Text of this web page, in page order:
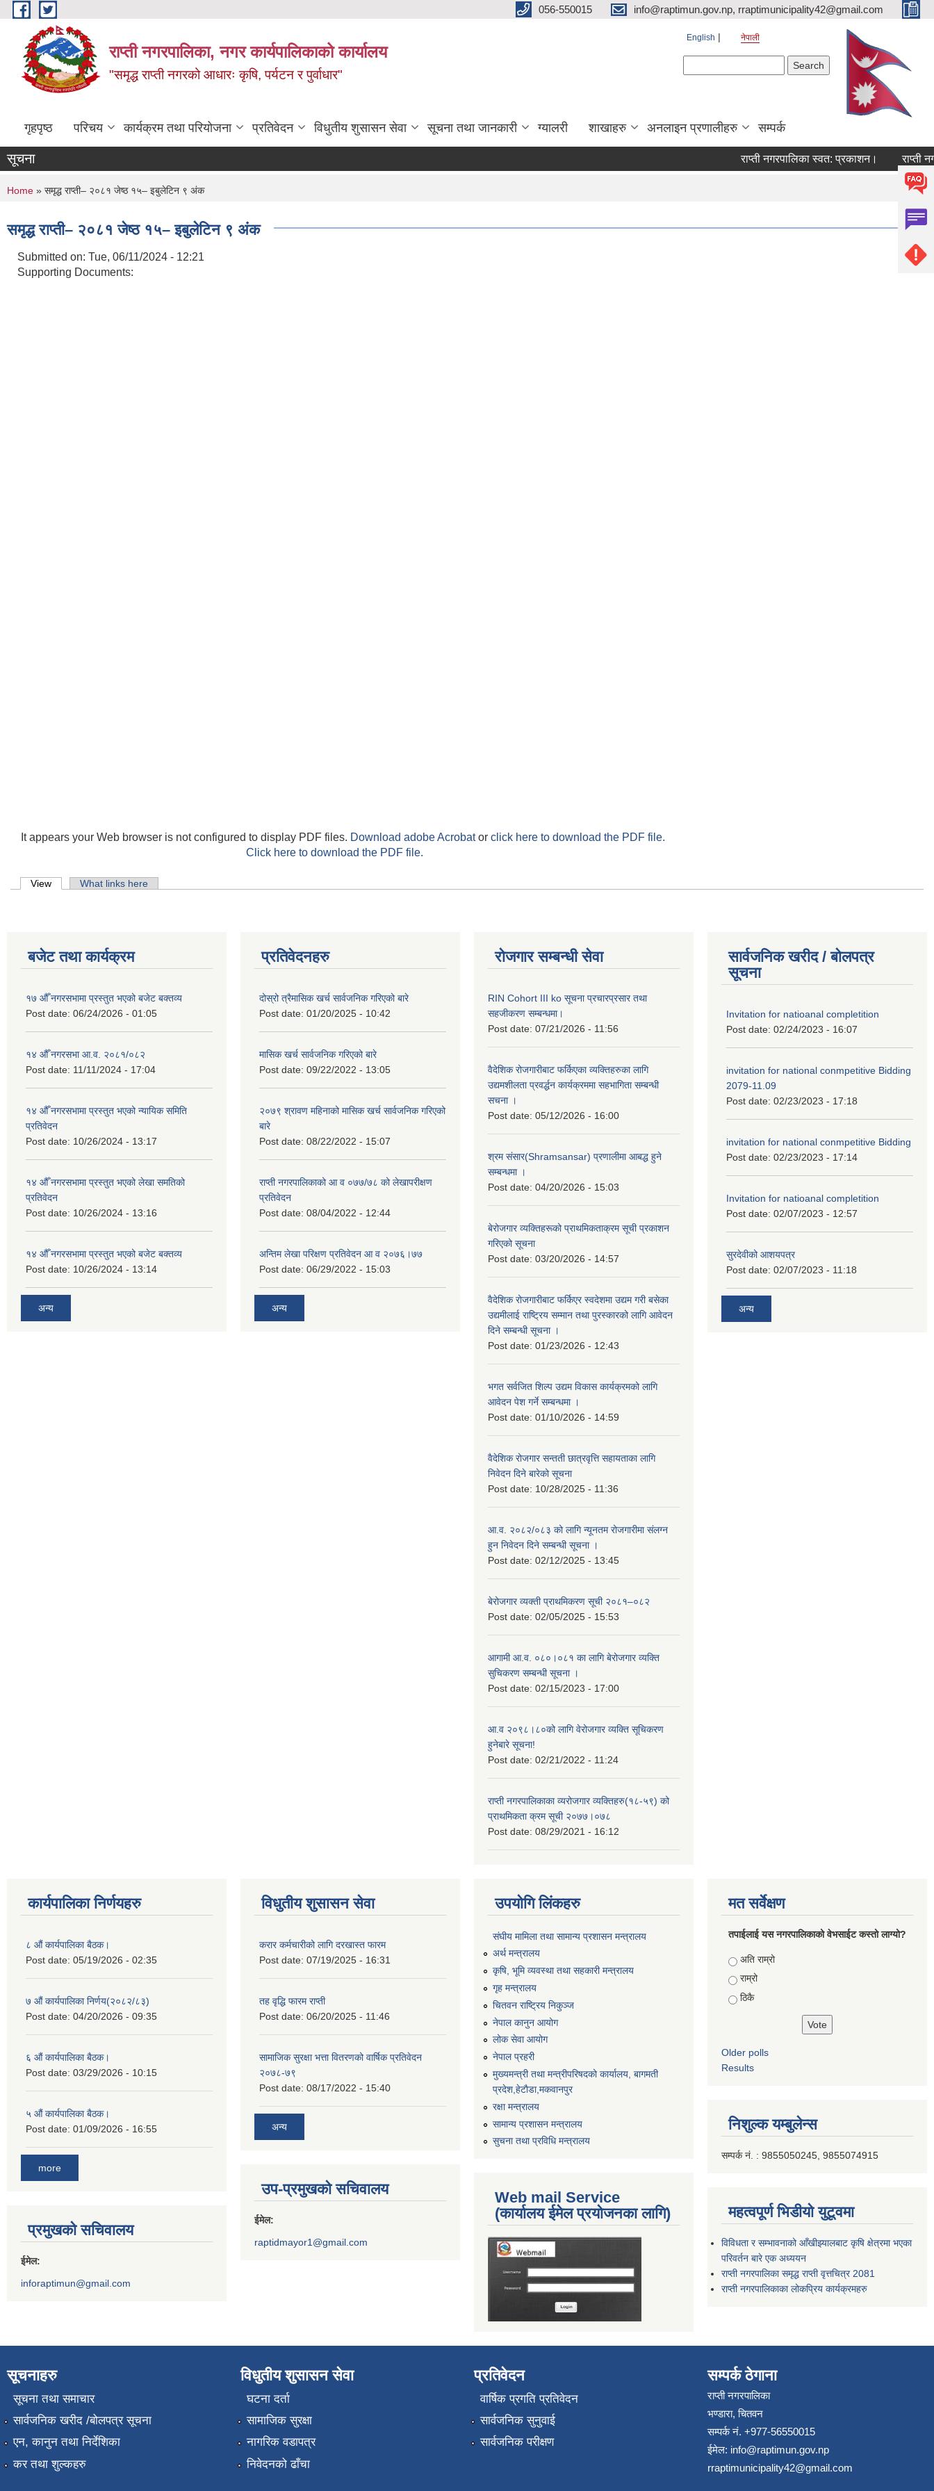
Skip to main content 056-550015 info@raptimun.gov.np, rraptimunicipality42@gmail.com
राप्ती नगरपालिका, नगर कार्यपालिकाको कार्यालय
"समृद्ध राप्ती नगरको आधारः कृषि, पर्यटन र पुर्वाधार"
English नेपाली
गृहपृष्ठ परिचय कार्यक्रम तथा परियोजना प्रतिवेदन विधुतीय शुसासन सेवा सूचना तथा जानकारी ग्यालरी शाखाहरु अनलाइन प्रणालीहरु सम्पर्क
सूचना राप्ती नगरपालिका स्वत: प्रकाशन। राप्ती
You are here
Home » समृद्ध राप्ती– २०८१ जेष्ठ १५– इबुलेटिन ९ अंक
समृद्ध राप्ती– २०८१ जेष्ठ १५– इबुलेटिन ९ अंक
Submitted on: Tue, 06/11/2024 - 12:21
Supporting Documents:
It appears your Web browser is not configured to display PDF files. Download adobe Acrobator click here to download the PDF file.
Click here to download the PDF file.
Primary tabs
View (active tab)What links here
बजेट तथा कार्यक्रम
१७ औँ नगरसभामा प्रस्तुत भएको बजेट बक्तव्य
Post date: 06/24/2026 - 01:05
१४ औँ नगरसभा आ.व. २०८१/०८२
Post date: 11/11/2024 - 17:04
१४ औँ नगरसभामा प्रस्तुत भएको न्यायिक समिति
प्रतिवेदन
Post date: 10/26/2024 - 13:17
१४ औँ नगरसभामा प्रस्तुत भएको लेखा समतिको
प्रतिवेदन
Post date: 10/26/2024 - 13:16
१४ औँ नगरसभामा प्रस्तुत भएको बजेट बक्तव्य
Post date: 10/26/2024 - 13:14
अन्य
प्रतिवेदनहरु
दोस्रो त्रैमासिक खर्च सार्वजनिक गरिएको बारे
Post date: 01/20/2025 - 10:42
मासिक खर्च सार्वजनिक गरिएको बारे
Post date: 09/22/2022 - 13:05
२०७९ श्रावण महिनाको मासिक खर्च सार्वजनिक गरिएको
बारे
Post date: 08/22/2022 - 15:07
राप्ती नगरपालिकाको आ व ०७७/७८ को लेखापरीक्षण
प्रतिवेदन
Post date: 08/04/2022 - 12:44
अन्तिम लेखा परिक्षण प्रतिवेदन आ व २०७६।७७
Post date: 06/29/2022 - 15:03
अन्य
रोजगार सम्बन्धी सेवा
RIN Cohort III ko सूचना प्रचारप्रसार तथा
सहजीकरण सम्बन्धमा।
Post date: 07/21/2026 - 11:56
वैदेशिक रोजगारीबाट फर्किएका व्यक्तिहरुका लागि
उद्यमशीलता प्रवर्द्धन कार्यक्रममा सहभागिता सम्बन्धी
सचना ।
Post date: 05/12/2026 - 16:00
श्रम संसार(Shramsansar) प्रणालीमा आबद्ध हुने
सम्बन्धमा ।
Post date: 04/20/2026 - 15:03
बेरोजगार व्यक्तिहरूको प्राथमिकताक्रम सूची प्रकाशन
गरिएको सूचना
Post date: 03/20/2026 - 14:57
वैदेशिक रोजगारीबाट फर्किएर स्वदेशमा उद्यम गरी बसेका
उद्यमीलाई राष्ट्रिय सम्मान तथा पुरस्कारको लागि आवेदन
दिने सम्बन्धी सूचना ।
Post date: 01/23/2026 - 12:43
भगत सर्वजित शिल्प उद्यम विकास कार्यक्रमको लागि
आवेदन पेश गर्ने सम्बन्धमा ।
Post date: 01/10/2026 - 14:59
वैदेशिक रोजगार सन्तती छात्रवृत्ति सहायताका लागि
निवेदन दिने बारेको सूचना
Post date: 10/28/2025 - 11:36
आ.व. २०८२/०८३ को लागि न्यूनतम रोजगारीमा संलग्न
हुन निवेदन दिने सम्बन्धी सूचना ।
Post date: 02/12/2025 - 13:45
बेरोजगार व्यक्ती प्राथमिकरण सूची २०८१–०८२
Post date: 02/05/2025 - 15:53
आगामी आ.व. ०८०।०८१ का लागि बेरोजगार व्यक्ति
सुचिकरण सम्बन्धी सूचना ।
Post date: 02/15/2023 - 17:00
आ.व २०९८।८०को लागि वेरोजगार व्यक्ति सूचिकरण
हुनेबारे सूचना!
Post date: 02/21/2022 - 11:24
राप्ती नगरपालिकाका व्यरोजगार व्यक्तिहरु(१८-५९) को
प्राथमिकता क्रम सूची २०७७।०७८
Post date: 08/29/2021 - 16:12
सार्वजनिक खरीद / बोलपत्र
सूचना
Invitation for natioanal completition
Post date: 02/24/2023 - 16:07
invitation for national conmpetitive Bidding
2079-11.09
Post date: 02/23/2023 - 17:18
invitation for national conmpetitive Bidding
Post date: 02/23/2023 - 17:14
Invitation for natioanal completition
Post date: 02/07/2023 - 12:57
सुरदेवीको आशयपत्र
Post date: 02/07/2023 - 11:18
अन्य
कार्यपालिका निर्णयहरु
८ औं कार्यपालिका बैठक।
Post date: 05/19/2026 - 02:35
७ औं कार्यपालिका निर्णय(२०८२/८३)
Post date: 04/20/2026 - 09:35
६ औं कार्यपालिका बैठक।
Post date: 03/29/2026 - 10:15
५ औं कार्यपालिका बैठक।
Post date: 01/09/2026 - 16:55
more
प्रमुखको सचिवालय
ईमेल:
inforaptimun@gmail.com
विधुतीय शुसासन सेवा
करार कर्मचारीको लागि दरखास्त फारम
Post date: 07/19/2025 - 16:31
तह वृद्धि फारम राप्ती
Post date: 06/20/2025 - 11:46
सामाजिक सुरक्षा भत्ता वितरणको वार्षिक प्रतिवेदन
२०७८-७९
Post date: 08/17/2022 - 15:40
अन्य
उप-प्रमुखको सचिवालय
ईमेल:
raptidmayor1@gmail.com
उपयोगि लिंकहरु
संघीय मामिला तथा सामान्य प्रशासन मन्त्रालय
अर्थ मन्त्रालय
कृषि, भूमि व्यवस्था तथा सहकारी मन्त्रालय
गृह मन्त्रालय
चितवन राष्ट्रिय निकुञ्ज
नेपाल कानुन आयोग
लोक सेवा आयोग
नेपाल प्रहरी
मुख्यमन्त्री तथा मन्त्रीपरिषदको कार्यालय, बागमती
प्रदेश,हेटाैडा,मकवानपुर
रक्षा मन्त्रालय
सामान्य प्रशासन मन्त्रालय
सुचना तथा प्रविधि मन्त्रालय
Web mail Service
(कार्यालय ईमेल प्रयोजनका लागि)
मत सर्वेक्षण
तपाईलाई यस नगरपालिकाको वेभसाईट कस्तो लाग्यो?
Choices
अति राम्रो
राम्रो
ठिकै
Older polls
Results
निशुल्क यम्बुलेन्स
सम्पर्क नं. : 9855050245, 9855074915
महत्वपूर्ण भिडीयो युटूवमा
विविधता र सम्भावनाको आँखीझ्यालबाट कृषि क्षेत्रमा भएका
परिवर्तन बारे एक अध्ययन
राप्ती नगरपालिका समृद्ध राप्ती वृत्तचित्र 2081
राप्ती नगरपालिकाका लोकप्रिय कार्यक्रमहरु
सूचनाहरु
सूचना तथा समाचार
सार्वजनिक खरीद /बोलपत्र सूचना
एन, कानुन तथा निर्देशिका
कर तथा शुल्कहरु
विधुतीय शुसासन सेवा
घटना दर्ता
सामाजिक सुरक्षा
नागरिक वडापत्र
निवेदनको ढाँचा
प्रतिवेदन
वार्षिक प्रगति प्रतिवेदन
सार्वजनिक सुनुवाई
सार्वजनिक परीक्षण
सम्पर्क ठेगाना
राप्ती नगरपालिका
भण्डारा, चितवन
सम्पर्क नं. +977-56550015
ईमेल: info@raptimun.gov.np
rraptimunicipality42@gmail.com